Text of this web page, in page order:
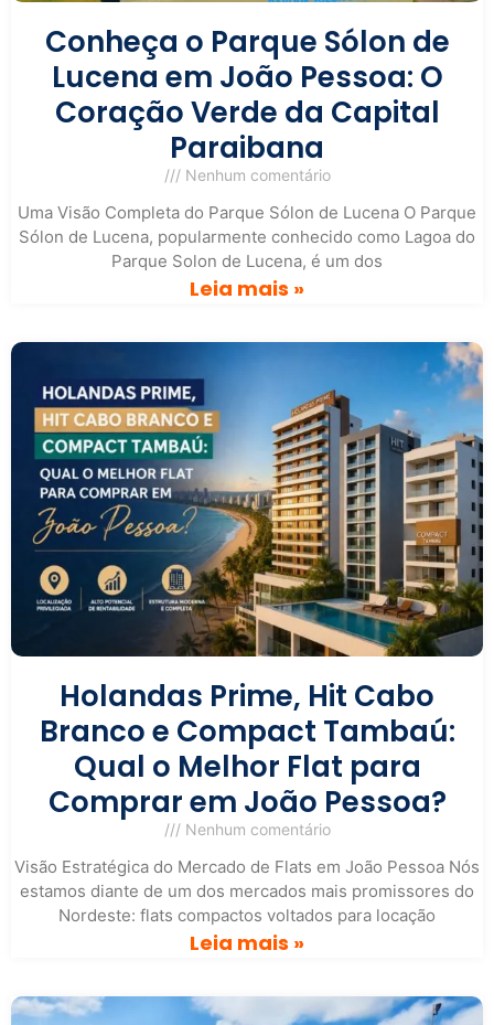
Conheça o Parque Sólon de
Lucena em João Pessoa: O
Coração Verde da Capital
Paraibana
Nenhum comentário
Uma Visão Completa do Parque Sólon de Lucena O Parque
Sólon de Lucena, popularmente conhecido como Lagoa do
Parque Solon de Lucena, é um dos
Leia mais »
Holandas Prime, Hit Cabo
Branco e Compact Tambaú:
Qual o Melhor Flat para
Comprar em João Pessoa?
Nenhum comentário
Visão Estratégica do Mercado de Flats em João Pessoa Nós
estamos diante de um dos mercados mais promissores do
Nordeste: flats compactos voltados para locação
Leia mais »